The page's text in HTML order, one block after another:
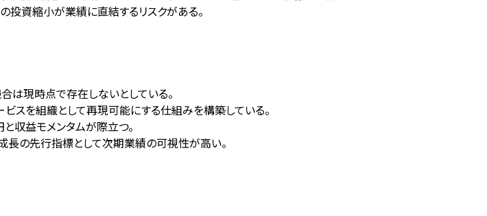
資縮小が業績に直結するリスクがある。
現時点で存在しないとしている。
スを組織として再現可能にする仕組みを構築している。
収益モメンタムが際立つ。
の先行指標として次期業績の可視性が高い。